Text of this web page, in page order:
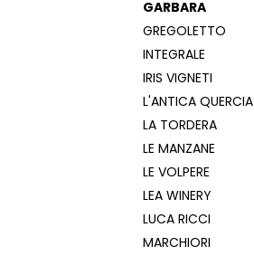
GARBARA
GREGOLETTO
INTEGRALE
IRIS VIGNETI
L'ANTICA QUERCIA
LA TORDERA
LE MANZANE
LE VOLPERE
LEA WINERY
LUCA RICCI
MARCHIORI